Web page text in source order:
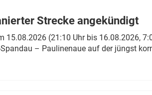
Strecke angekündigt
15.08.2026 (21:10 Uhr bis 16.08.2026,
– Paulinenaue auf der jüngst